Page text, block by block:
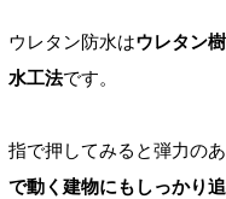
ウレタン防水はウレタン
水工法です。
指で押してみると弾力のあ
で動く建物にもしっかり